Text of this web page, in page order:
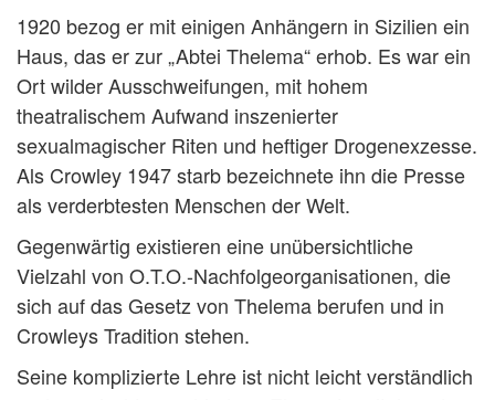
1920 bezog er mit einigen Anhängern in Sizilien ein
Haus, das er zur „Abtei Thelema“ erhob. Es war ein
Ort wilder Ausschweifungen, mit hohem
theatralischem Aufwand inszenierter
sexualmagischer Riten und heftiger Drogenexzesse.
Als Crowley 1947 starb bezeichnete ihn die Presse
als verderbtesten Menschen der Welt.
Gegenwärtig existieren eine unübersichtliche
Vielzahl von O.T.O.-Nachfolgeorganisationen, die
sich auf das Gesetz von Thelema berufen und in
Crowleys Tradition stehen.
Seine komplizierte Lehre ist nicht leicht verständlich